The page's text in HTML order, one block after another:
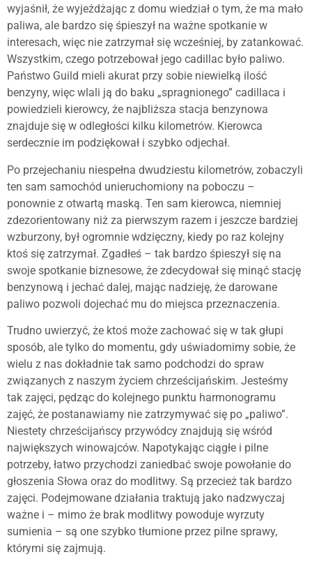
wyjaśnił, że wyjeżdżając z domu wiedział o tym, że ma mało
paliwa, ale bardzo się śpieszył na ważne spotkanie w
interesach, więc nie zatrzymał się wcześniej, by zatankować.
Wszystkim, czego potrzebował jego cadillac było paliwo.
Państwo Guild mieli akurat przy sobie niewielką ilość
benzyny, więc wlali ją do baku „spragnionego” cadillaca i
powiedzieli kierowcy, że najbliższa stacja benzynowa
znajduje się w odległości kilku kilometrów. Kierowca
serdecznie im podziękował i szybko odjechał.
Po przejechaniu niespełna dwudziestu kilometrów, zobaczyli
ten sam samochód unieruchomiony na poboczu –
ponownie z otwartą maską. Ten sam kierowca, niemniej
zdezorientowany niż za pierwszym razem i jeszcze bardziej
wzburzony, był ogromnie wdzięczny, kiedy po raz kolejny
ktoś się zatrzymał. Zgadłeś – tak bardzo śpieszył się na
swoje spotkanie biznesowe, że zdecydował się minąć stację
benzynową i jechać dalej, mając nadzieję, że darowane
paliwo pozwoli dojechać mu do miejsca przeznaczenia.
Trudno uwierzyć, że ktoś może zachować się w tak głupi
sposób, ale tylko do momentu, gdy uświadomimy sobie, że
wielu z nas dokładnie tak samo podchodzi do spraw
związanych z naszym życiem chrześcijańskim. Jesteśmy
tak zajęci, pędząc do kolejnego punktu harmonogramu
zajęć, że postanawiamy nie zatrzymywać się po „paliwo”.
Niestety chrześcijańscy przywódcy znajdują się wśród
największych winowajców. Napotykając ciągłe i pilne
potrzeby, łatwo przychodzi zaniedbać swoje powołanie do
głoszenia Słowa oraz do modlitwy. Są przecież tak bardzo
zajęci. Podejmowane działania traktują jako nadzwyczaj
ważne i – mimo że brak modlitwy powoduje wyrzuty
sumienia – są one szybko tłumione przez pilne sprawy,
którymi się zajmują.